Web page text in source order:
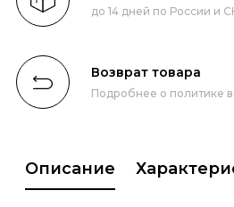
до 14 дней по России и
Возврат товара
Подробнее о политике
Описание